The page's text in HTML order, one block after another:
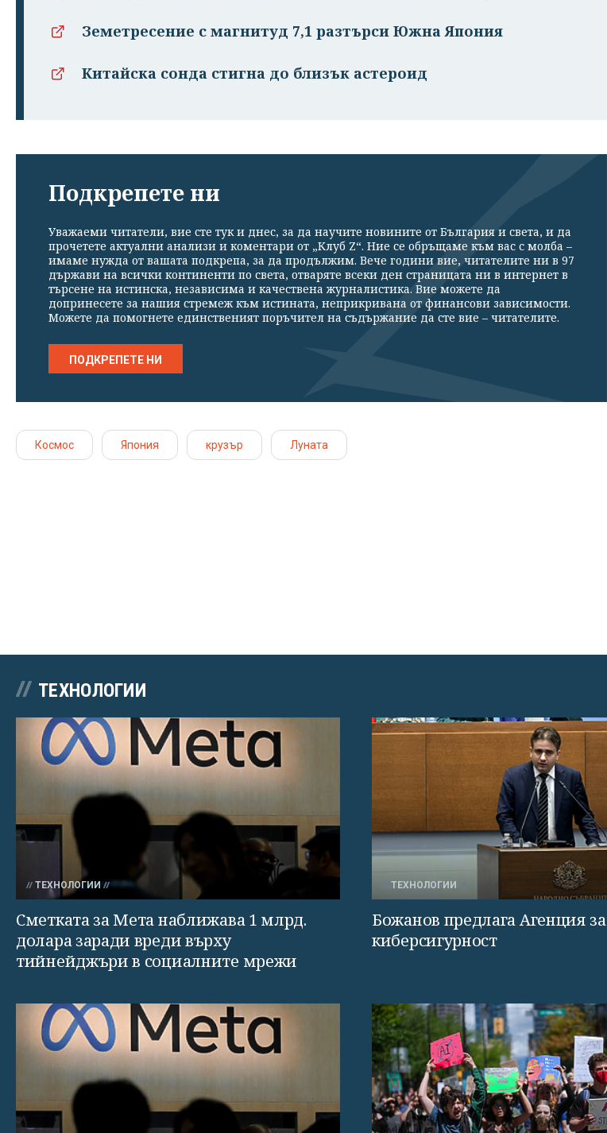
Земетресение с магнитуд 7,1 разтърси Южна Япония
Китайска сонда стигна до близък астероид
Подкрепете ни
Уважаеми читатели, вие сте тук и днес, за да научите новините от България и света, и да
прочетете актуални анализи и коментари от „Клуб Z“. Ние се обръщаме към вас с молба –
имаме нужда от вашата подкрепа, за да продължим. Вече години вие, читателите ни в 97
държави на всички континенти по света, отваряте всеки ден страницата ни в интернет в
търсене на истинска, независима и качествена журналистика. Вие можете да
допринесете за нашия стремеж към истината, неприкривана от финансови зависимости.
Можете да помогнете единственият поръчител на съдържание да сте вие – читателите.
ПОДКРЕПЕТЕ НИ
Космос Япония крузър Луната
ТЕХНОЛОГИИ
ТЕХНОЛОГИИ
Сметката за Мета наближава 1 млрд.
долара заради вреди върху
тийнейджъри в социалните мрежи
ТЕХНОЛОГИИ
Божанов предлага Агенция за
киберсигурност